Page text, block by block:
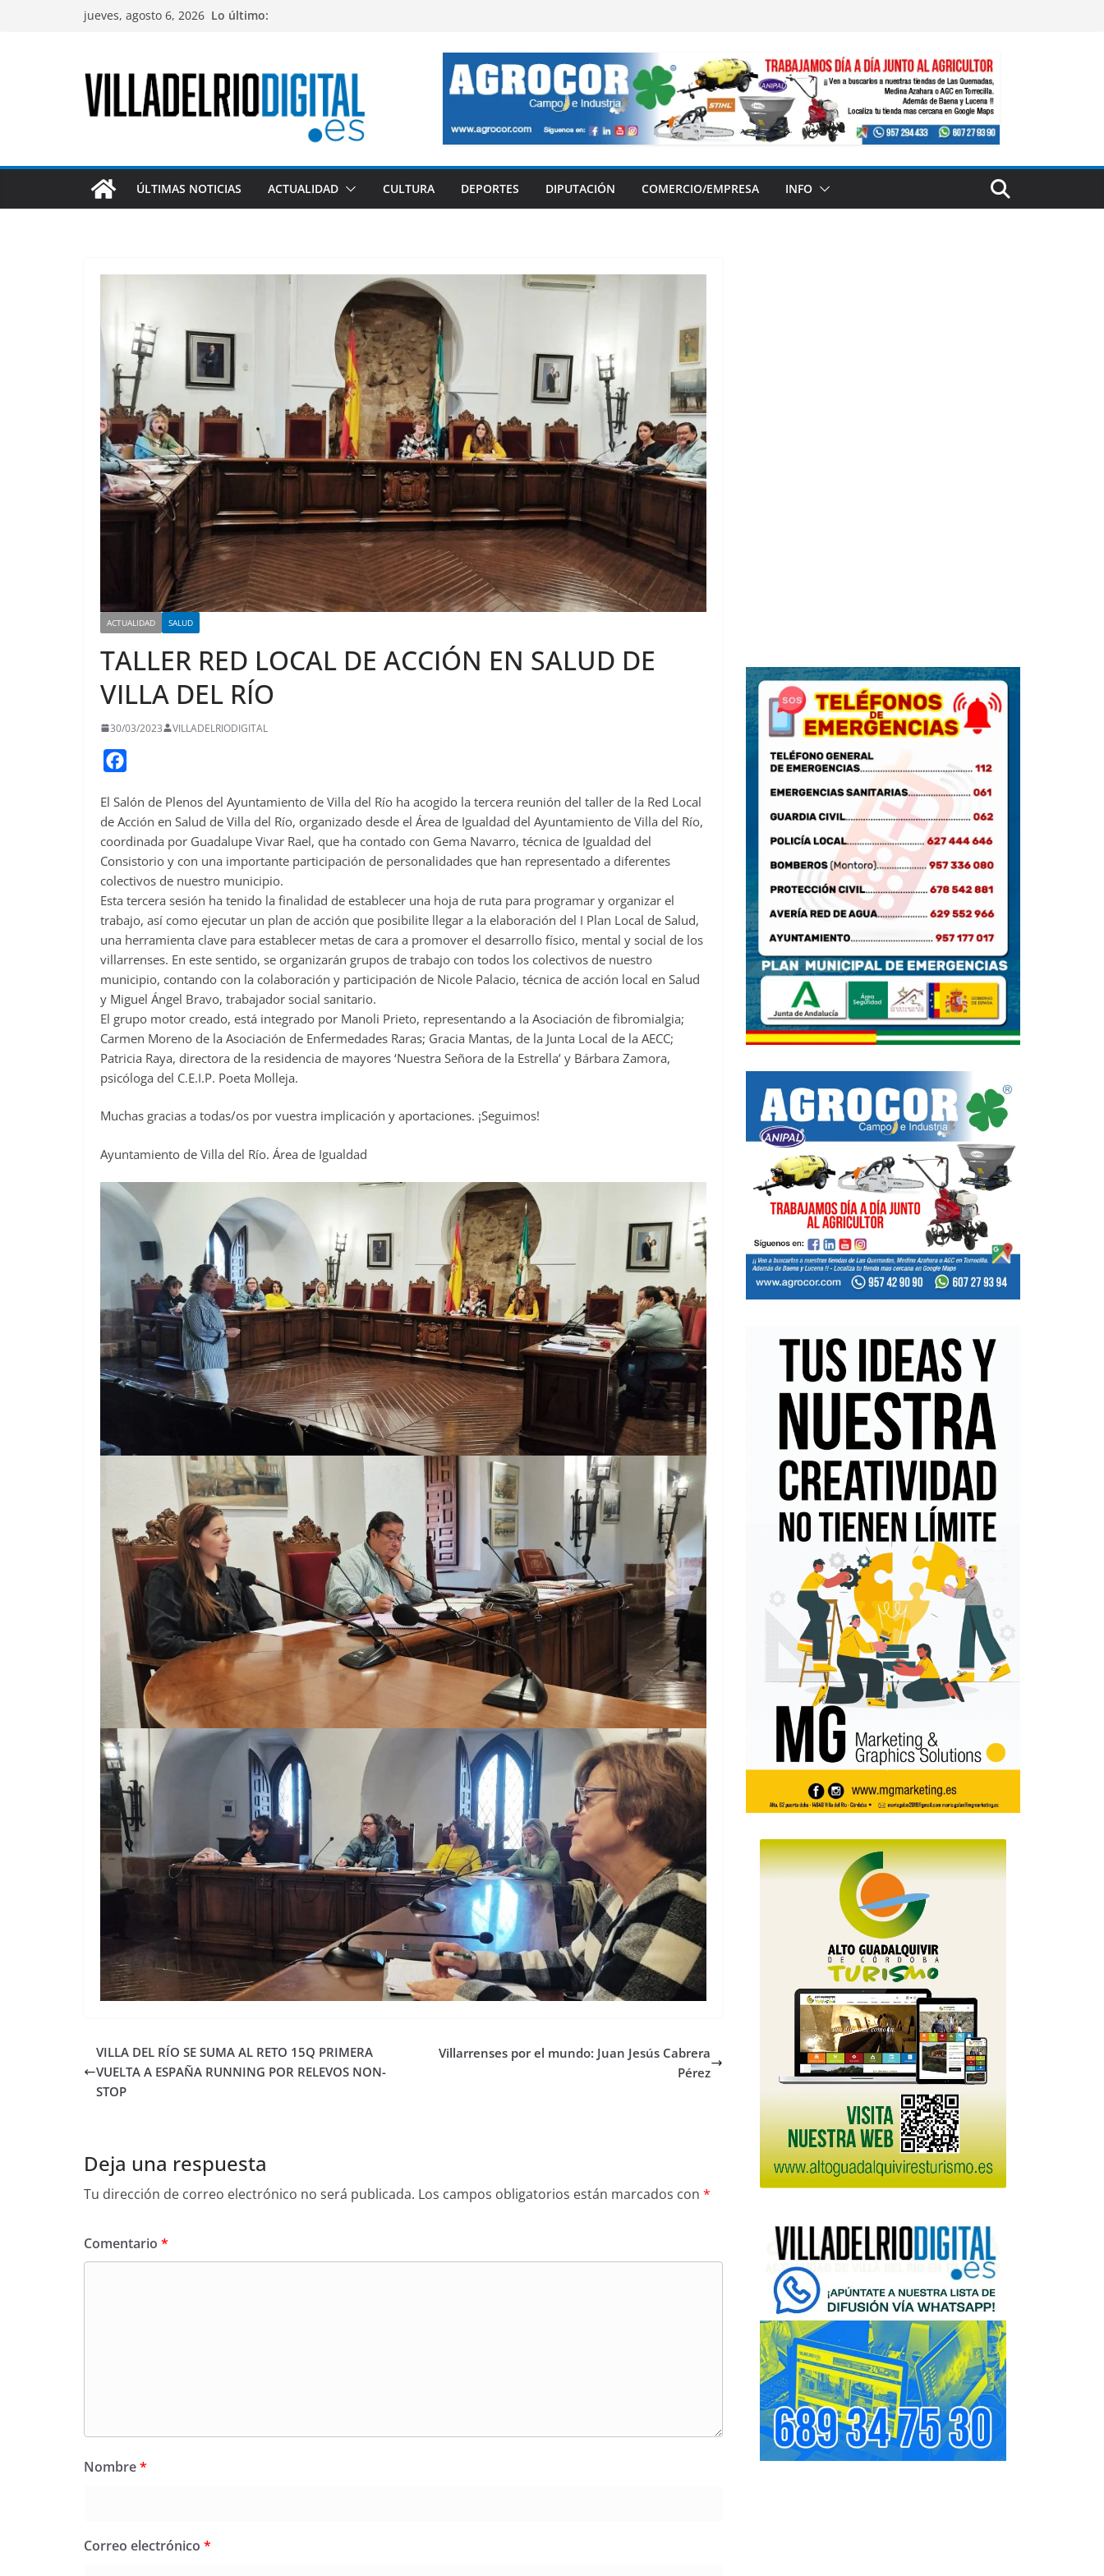
jueves, agosto 6, 2026 Lo último:
ÚLTIMAS NOTICIAS ACTUALIDAD CULTURA DEPORTES DIPUTACIÓN COMERCIO/EMPRESA INFO
ACTUALIDAD SALUD
TALLER RED LOCAL DE ACCIÓN EN SALUD DE
VILLA DEL RÍO
30/03/2023 VILLADELRIODIGITAL
c
e
b
o
o
k
El Salón de Plenos del Ayuntamiento de Villa del Río ha acogido la tercera reunión del taller de la Red Local
de Acción en Salud de Villa del Río, organizado desde el Área de Igualdad del Ayuntamiento de Villa del Río,
coordinada por Guadalupe Vivar Rael, que ha contado con Gema Navarro, técnica de Igualdad del
Consistorio y con una importante participación de personalidades que han representado a diferentes
colectivos de nuestro municipio.
Esta tercera sesión ha tenido la finalidad de establecer una hoja de ruta para programar y organizar el
trabajo, así como ejecutar un plan de acción que posibilite llegar a la elaboración del I Plan Local de Salud,
una herramienta clave para establecer metas de cara a promover el desarrollo físico, mental y social de los
villarrenses. En este sentido, se organizarán grupos de trabajo con todos los colectivos de nuestro
municipio, contando con la colaboración y participación de Nicole Palacio, técnica de acción local en Salud
y Miguel Ángel Bravo, trabajador social sanitario.
El grupo motor creado, está integrado por Manoli Prieto, representando a la Asociación de fibromialgia;
Carmen Moreno de la Asociación de Enfermedades Raras; Gracia Mantas, de la Junta Local de la AECC;
Patricia Raya, directora de la residencia de mayores ‘Nuestra Señora de la Estrella’ y Bárbara Zamora,
psicóloga del C.E.I.P. Poeta Molleja.
Muchas gracias a todas/os por vuestra implicación y aportaciones. ¡Seguimos!
Ayuntamiento de Villa del Río. Área de Igualdad
VILLA DEL RÍO SE SUMA AL RETO 15Q PRIMERA
VUELTA A ESPAÑA RUNNING POR RELEVOS NON-
STOP
Villarrenses por el mundo: Juan Jesús Cabrera
Pérez
Deja una respuesta
Tu dirección de correo electrónico no será publicada. Los campos obligatorios están marcados con *
Comentario *
Nombre*
Correo electrónico *